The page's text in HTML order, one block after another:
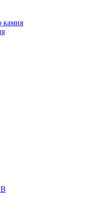
камня